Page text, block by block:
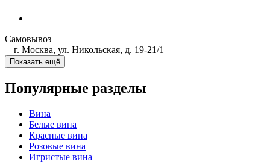
Самовывоз
г. Москва, ул. Никольская, д. 19-21/1
Показать ещё
Популярные разделы
Вина
Белые вина
Красные вина
Розовые вина
Игристые вина